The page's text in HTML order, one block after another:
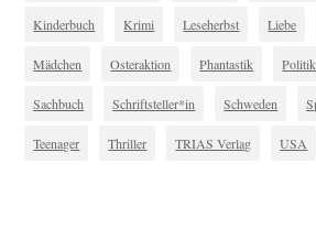
Kinderbuch Krimi Leseherbst Liebe
Mädchen Osteraktion Phantastik Politik
Sachbuch Schriftsteller*in Schweden
Teenager Thriller TRIAS Verlag USA